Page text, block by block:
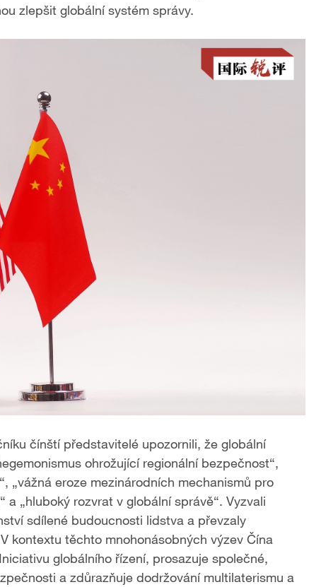
zlepšit globální systém správy.
čínští představitelé upozornili, že globální
ohrožující regionální bezpečnost“,
„vážná eroze mezinárodních mechanismů pro
„hluboký rozvrat v globální správě“. Vyzvali
sdílené budoucnosti lidstva a převzaly
kontextu těchto mnohonásobných výzev Čína
globálního řízení, prosazuje společné,
a zdůrazňuje dodržování multilaterismu a